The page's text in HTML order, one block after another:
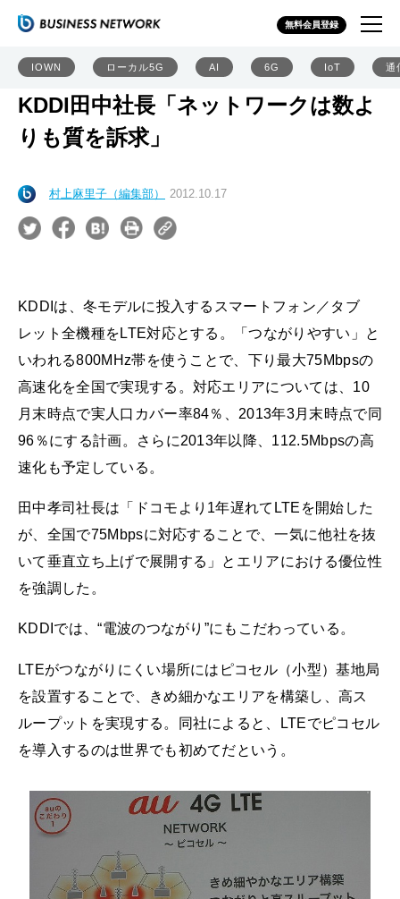
無料会員登録
IOWN ローカル5G AI 6G IoT 通
KDDI田中社長「ネットワークは数よ
りも質を訴求」
村上麻里子（編集部） 2012.10.17
KDDIは、冬モデルに投入するスマートフォン／タブ
レット全機種をLTE対応とする。「つながりやすい」と
いわれる800MHz帯を使うことで、下り最大75Mbpsの
高速化を全国で実現する。対応エリアについては、10
月末時点で実人口カバー率84％、2013年3月末時点で同
96％にする計画。さらに2013年以降、112.5Mbpsの高
速化も予定している。
田中孝司社長は「ドコモより1年遅れてLTEを開始した
が、全国で75Mbpsに対応することで、一気に他社を抜
いて垂直立ち上げで展開する」とエリアにおける優位性
を強調した。
KDDIでは、“電波のつながり”にもこだわっている。
LTEがつながりにくい場所にはピコセル（小型）基地局
を設置することで、きめ細かなエリアを構築し、高ス
ループットを実現する。同社によると、LTEでピコセル
を導入するのは世界でも初めてだという。